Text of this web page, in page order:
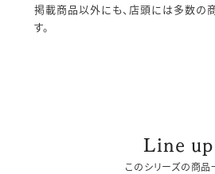
掲載商品以外にも、店頭には多数の
す。
Line up
このシリーズの商品